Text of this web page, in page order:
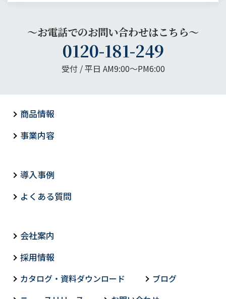
～お電話でのお問い合わせはこちら～
0120-181-249
受付 / 平日 AM9:00〜PM6:00
商品情報
事業内容
導入事例
よくある質問
会社案内
採用情報
カタログ・資料ダウンロード
ブログ